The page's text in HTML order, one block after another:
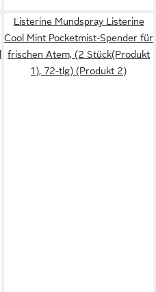
Listerine Mundspray Listerine
Cool Mint Pocketmist-Spender für
frischen Atem, (2 Stück(Produkt
1), 72-tlg) (Produkt 2)